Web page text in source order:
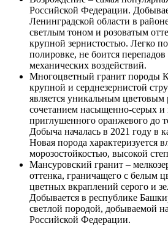
Российской Федерации.
Ленинградской области в
светлым тоном и розоватым
крупной зернистостью. Легко
полировке, не боится перепадов
механических воздействий.
Многоцветный гранит породы
крупной и серднезернистой
является уникальным
сочетанием насыщенно-серых и
приглушенного оранжевого до
Добыча началась в 2021 году в
Новая порода характеризуется
морозостойкостью, высокой
Мансуровский гранит –
оттенка, граничащего с белым
цветных вкраплений серого и
Добывается в республике
светлой породой, добываемой
Российской Федерации.